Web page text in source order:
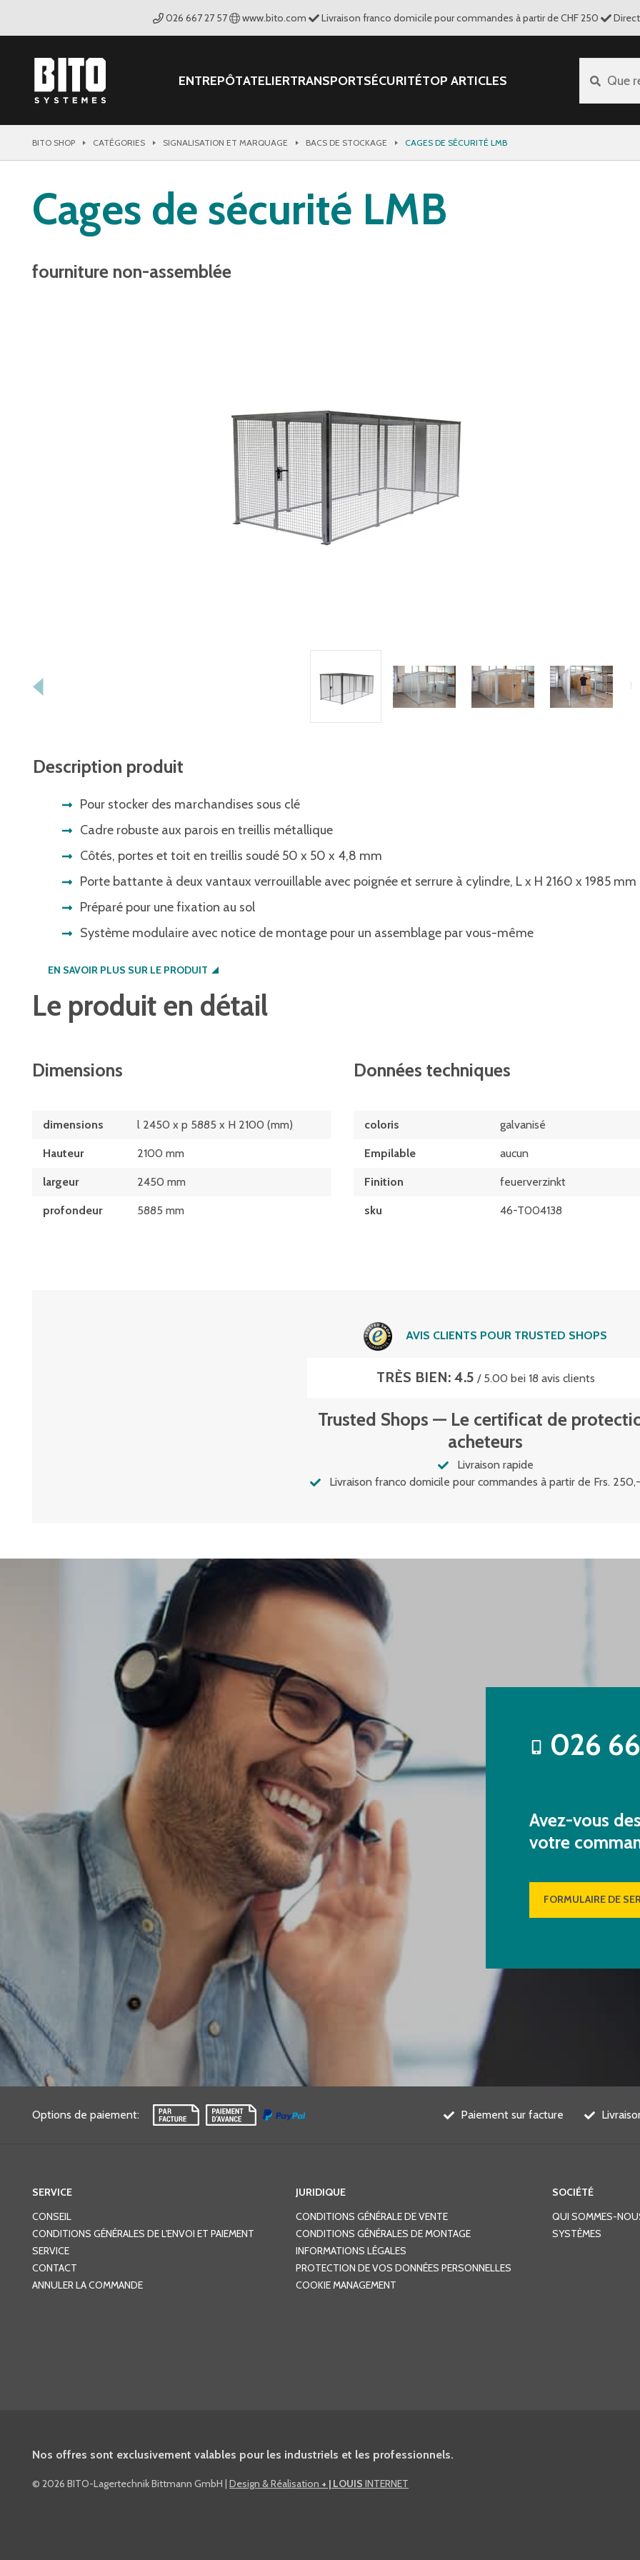
026 667 27 57 www.bito.com Livraison franco domicile pour commandes à partir de CHF 250
ENTREPÔTATELIERTRANSPORTSÉCURITÉTOP ARTICLES Que
BITO SHOP CATÉGORIES SIGNALISATION ET MARQUAGE BACS DE STOCKAGE CAGES DE SÉCURITÉ LMB
Cages de sécurité LMB
fourniture non-assemblée
Description produit
Pour stocker des marchandises sous clé
Cadre robuste aux parois en treillis métallique
Côtés, portes et toit en treillis soudé 50 x 50 x 4,8 mm
Porte battante à deux vantaux verrouillable avec poignée et serrure à cylindre, L x H 2160 x 1985 mm
Préparé pour une fixation au sol
Système modulaire avec notice de montage pour un assemblage par vous-même
EN SAVOIR PLUS SUR LE PRODUIT
Le produit en détail
Dimensions
dimensions l 2450 x p 5885 x H 2100 (mm)
Hauteur 2100 mm
largeur 2450 mm
profondeur 5885 mm
Données techniques
coloris galvanisé
Empilable aucun
Finition feuerverzinkt
sku 46-T004138
AVIS CLIENTS POUR TRUSTED SHOPS
TRÈS BIEN: 4.5 / 5.00 bei 18 avis clients
Trusted Shops — Le certificat de
acheteurs
Livraison rapide
Livraison franco domicile pour commandes à partir de Frs.
026
Avez-vous
votre
FORMULAIRE DE
Options de paiement: Paiement sur facture
SERVICE
CONSEIL
CONDITIONS GÉNÉRALES DE L'ENVOI ET PAIEMENT
SERVICE
CONTACT
ANNULER LA COMMANDE
JURIDIQUE
CONDITIONS GÉNÉRALE DE VENTE
CONDITIONS GÉNÉRALES DE MONTAGE
INFORMATIONS LÉGALES
PROTECTION DE VOS DONNÉES PERSONNELLES
COOKIE MANAGEMENT
SOCIÉTÉ
QUI SOMMES-
SYSTÈMES
Nos offres sont exclusivement valables pour les industriels et les professionnels.
© 2026 BITO-Lagertechnik Bittmann GmbH | Design & Réalisation + | LOUIS INTERNET